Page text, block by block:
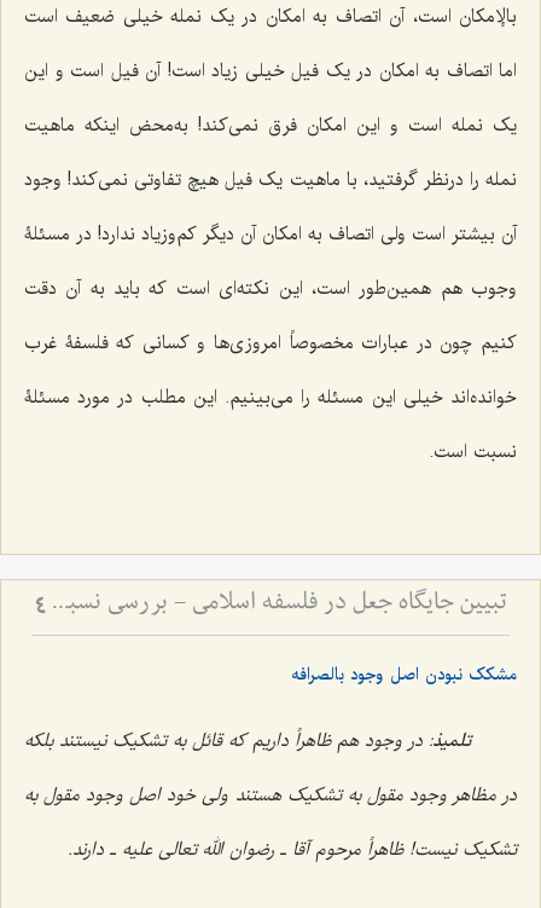
بالإمکان است، آن اتصاف به امکان در یک نمله خیلی ضعیف است
اما اتصاف به امکان در یک فیل خیلی زیاد است! آن فیل است و این
یک نمله است و این امکان فرق نمی‌کند! به‌محض اینکه ماهیت
نمله را درنظر گرفتید، با ماهیت یک فیل هیچ تفاوتی نمی‌کند! وجود
آن بیشتر است ولی اتصاف به امکان آن دیگر کم‌وزیاد ندارد! در مسئلۀ
وجوب هم همین‌طور است، این نکته‌ای است که باید به آن دقت
کنیم چون در عبارات مخصوصاً امروزی‌ها و کسانی که فلسفۀ غرب
خوانده‌اند خیلی این مسئله را می‌بینیم. این مطلب در مورد مسئلۀ
نسبت است.
تبیین جایگاه جعل در فلسفه اسلامی - بررسی نسبت میان اراده الهی و ماهیت اشیاء 4
مشکک نبودن اصل وجود بالصرافه
تلمیذ: در وجود هم ظاهراً داریم که قائل به تشکیک نیستند بلکه
در مظاهر وجود مقول به تشکیک هستند ولی خود اصل وجود مقول به
تشکیک نیست! ظاهراً مرحوم آقا ـ رضوان الله تعالی علیه ـ دارند.